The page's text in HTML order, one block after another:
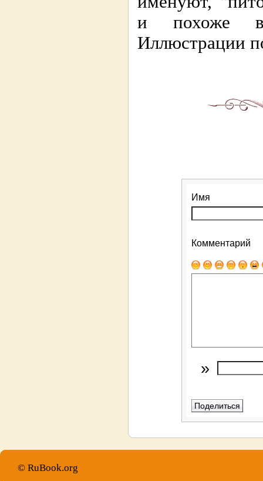
и похоже
Иллюстрации
Имя
Комментарий
»
© RuBook.org